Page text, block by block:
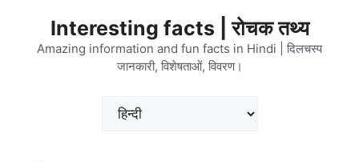
content
Interesting facts | रोचक तथ्य
Amazing information and fun facts in Hindi | दिलचस्प
जानकारी, विशेषताओं, विवरण।
Choose